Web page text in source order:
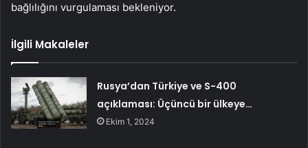
bağlılığını vurgulaması bekleniyor.
İlgili Makaleler
Rusya’dan Türkiye ve S-400
açıklaması: Üçüncü bir ülkeye…
Ekim 1, 2024